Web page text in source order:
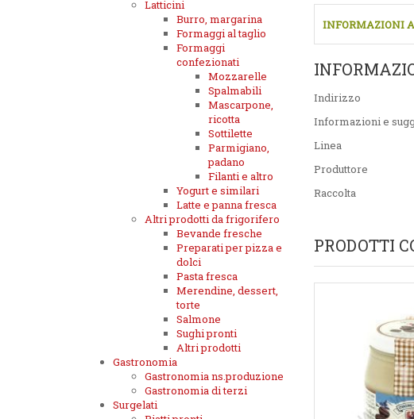
INFORMAZIONI
Indirizzo
Informazioni e
Linea
Produttore
Raccolta
PRODOTTI
Latticini
Burro, margarina
Formaggi al taglio
Formaggi
confezionati
Mozzarelle
Spalmabili
Mascarpone,
ricotta
Sottilette
Parmigiano,
padano
Filanti e altro
Yogurt e similari
Latte e panna fresca
Altri prodotti da frigorifero
Bevande fresche
Preparati per pizza e
dolci
Pasta fresca
Merendine, dessert,
torte
Salmone
Sughi pronti
Altri prodotti
Gastronomia
Gastronomia ns.produzione
Gastronomia di terzi
Surgelati